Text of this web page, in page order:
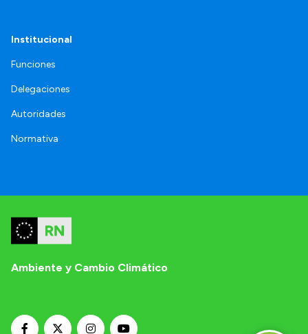
Institucional
Funciones
Delegaciones
Autoridades
Normativa
Ambiente y Cambio Climático